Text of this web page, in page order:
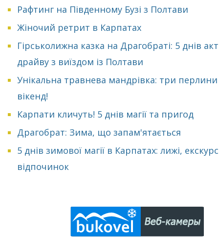
Рафтинг на Південному Бузі з Полтави
Жіночий ретрит в Карпатах
Гірськолижна казка на Драгобраті: 5 днів
драйву з виїздом із Полтави
Унікальна травнева мандрівка: три
вікенд!
Карпати кличуть! 5 днів магії та пригод
Драгобрат: Зима, що запам'ятається
5 днів зимової магії в Карпатах: лижі,
відпочинок